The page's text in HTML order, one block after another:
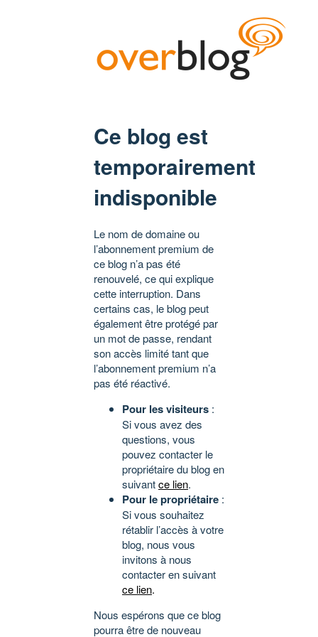
Ce blog est
temporairement
indisponible
Le nom de domaine ou
l’abonnement premium de
ce blog n’a pas été
renouvelé, ce qui explique
cette interruption. Dans
certains cas, le blog peut
également être protégé par
un mot de passe, rendant
son accès limité tant que
l’abonnement premium n’a
pas été réactivé.
Pour les visiteurs :
Si vous avez des
questions, vous
pouvez contacter le
propriétaire du blog en
suivantce lien.
Pour le propriétaire :
Si vous souhaitez
rétablir l’accès à votre
blog, nous vous
invitons à nous
contacter en suivant
ce lien.
Nous espérons que ce blog
pourra être de nouveau